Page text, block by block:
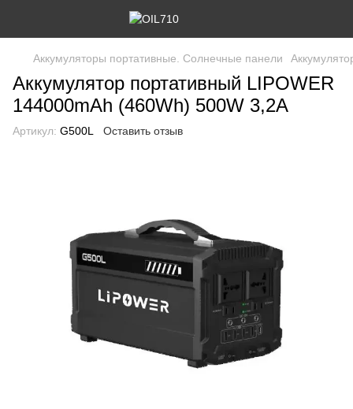
Аккумуляторы портативные. Солнечные панели
Аккумулятор портативный LIPOWER
144000mAh (460Wh) 500W 3,2A
Артикул: G500L Оставить отзыв